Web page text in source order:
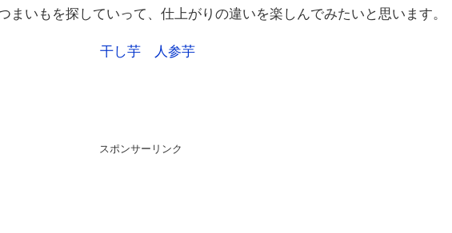
まいもを探していって、仕上がりの違いを楽しんでみたいと思います。
スポンサーリンク